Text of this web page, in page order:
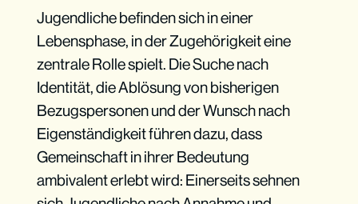
Jugendliche befinden sich in einer
Lebensphase, in der Zugehörigkeit eine
zentrale Rolle spielt. Die Suche nach
Identität, die Ablösung von bisherigen
Bezugspersonen und der Wunsch nach
Eigenständigkeit führen dazu, dass
Gemeinschaft in ihrer Bedeutung
ambivalent erlebt wird: Einerseits sehnen